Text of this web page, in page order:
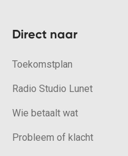
Direct naar
Toekomstplan
Radio Studio Lunet
Wie betaalt wat
Probleem of klacht